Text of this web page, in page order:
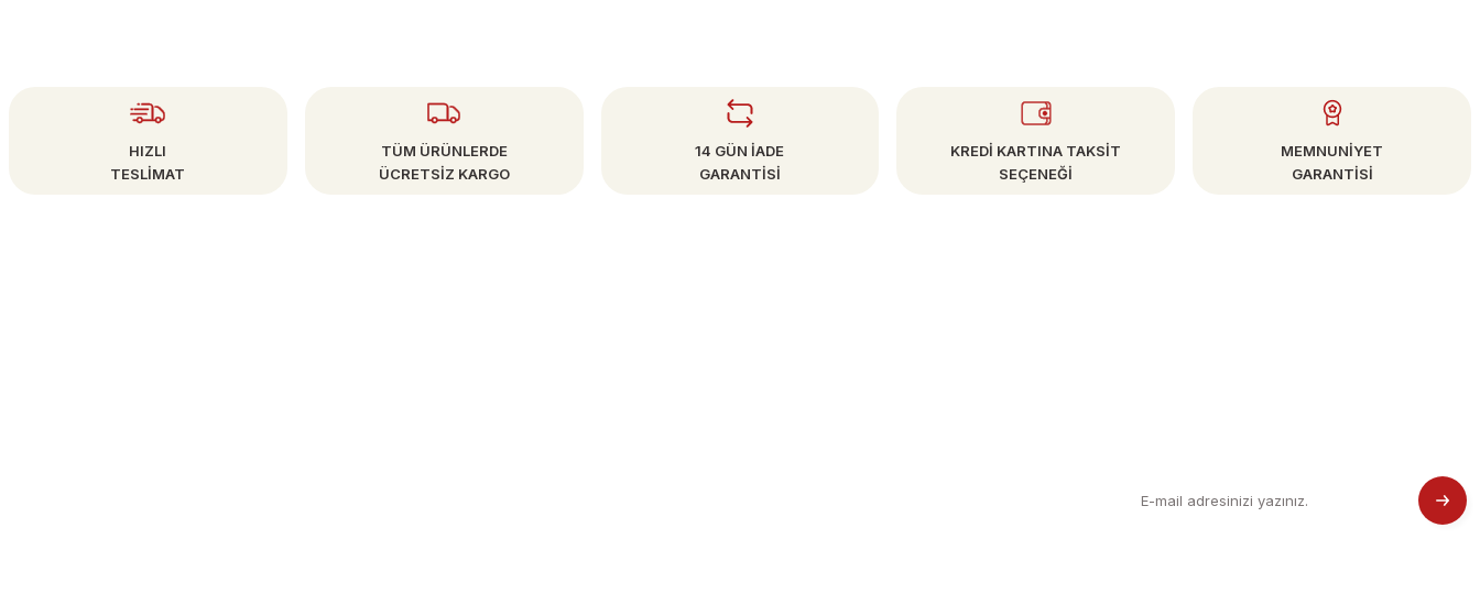
Gönder
HIZLI
TESLİMAT
TÜM ÜRÜNLERDE
ÜCRETSİZ KARGO
14 GÜN İADE
GARANTİSİ
KREDİ KARTINA TAKSİT
SEÇENEĞİ
MEMNUNİYET
GARANTİSİ